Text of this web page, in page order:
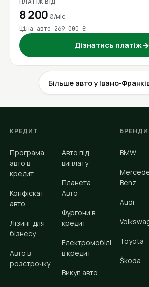
ПЛАТІЖ ВІД
8 200₴/міс
Ціна авто 269 000 ₴
Дізнатись платіж→
Більше авто у Івано-
КРЕДИТ
Програма
авто в
кредит
Конфіскат
авто
Лізинг для
бізнесу
Авто в
розстрочку
Авто під
виплату
Планета
Авто
Фургони в
кредит
Електромобілі
в кредит
Викуп авто
BMW
Benz
Audi
Toyota
Škoda